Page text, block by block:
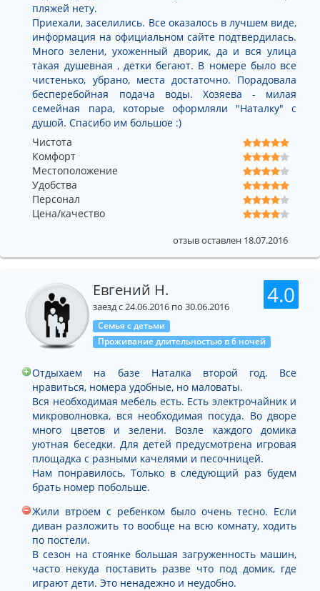
пляжей нету.
Приехали, заселились. Все оказалось в лучшем виде,
информация на официальном сайте подтвердилась.
Много зелени, ухоженный дворик, да и вся улица
такая душевная , детки бегают. В номере было все
чистенько, убрано, места достаточно. Порадовала
бесперебойная подача воды. Хозяева - милая
семейная пара, которые оформляли "Наталку" с
душой. Спасибо им большое :)
Чистота
Комфорт
Местоположение
Удобства
Персонал
Цена/качество
отзыв оставлен 18.07.2016
4.0
Евгений Н.
заезд с 24.06.2016 по 30.06.2016
Семья с детьми
Проживание длительностью в 6 ночей
Отдыхаем на базе Наталка второй год. Все
нравиться, номера удобные, но маловаты.
Вся необходимая мебель есть. Есть электрочайник и
микроволновка, вся необходимая посуда. Во дворе
много цветов и зелени. Возле каждого домика
уютная беседки. Для детей предусмотрена игровая
площадка с разными качелями и песочницей.
Нам понравилось, Только в следующий раз будем
брать номер побольше.
Жили втроем с ребенком было очень тесно. Если
диван разложить то вообще на всю комнату, ходить
по постели.
В сезон на стоянке большая загруженность машин,
часто некуда поставить разве что под домик, где
играют дети. Это ненадежно и неудобно.